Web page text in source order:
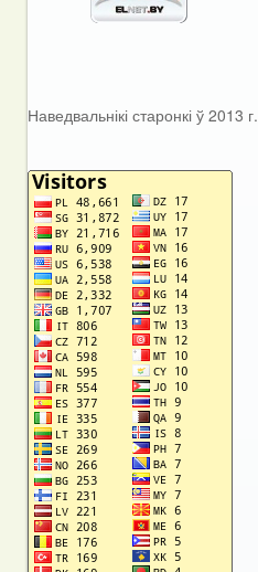
Наведвальнікі старонкі ў 2013 г.